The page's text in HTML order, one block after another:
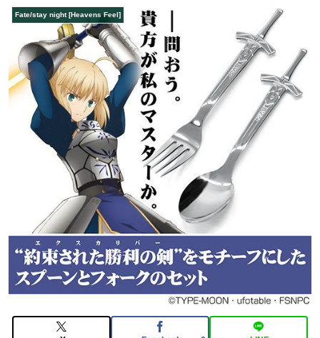
【動画】タイのティパンコーン王子が日本人女性とデー
トか？
【FGO】水着玉藻 Fate/GrandOrderのイラスト紹介
3986
【FGO】アズライールはお迎えした方がいいのか教えて
クレメンス。アサシン単体最強だがそれだけってどうい
うこと？
【FGO】絆16のメリットが全然出てこないけど、普通に
石がハチャメチャに貰えるとかそんな感じ？
【FGO】ジャンヌ系にラクシュミーは含まれますか？W
ジル・ド・レェ強化みんなの反応まとめ
【画像】影山優佳さん(25)、下着姿であたシコが止まら
【FGO】ジャンヌ系にラクシュミーは含まれますか？W
Fate/stay night [Heavens Feel]